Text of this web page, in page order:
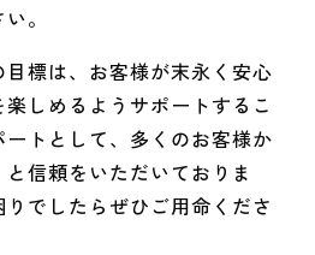
。
標は、お客様が末永く安心
しめるようサポートするこ
トとして、多くのお客様か
と信頼をいただいておりま
でしたらぜひご用命くださ